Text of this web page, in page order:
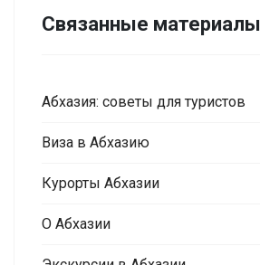
Связанные материалы
Абхазия: советы для туристов
Виза в Абхазию
Курорты Абхазии
О Абхазии